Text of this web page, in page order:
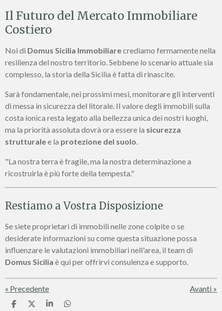
Il Futuro del Mercato Immobiliare
Costiero
Noi di Domus Sicilia Immobiliarecrediamo fermamente nella
resilienza del nostro territorio. Sebbene lo scenario attuale sia
complesso, la storia della Sicilia è fatta di rinascite.
Sarà fondamentale, nei prossimi mesi, monitorare gli interventi
di messa in sicurezza del litorale. Il valore degli immobili sulla
costa ionica resta legato alla bellezza unica dei nostri luoghi,
ma la priorità assoluta dovrà ora essere la sicurezza
strutturalee la protezione del suolo.
"La nostra terra è fragile, ma la nostra determinazione a
ricostruirla è più forte della tempesta."
Restiamo a Vostra Disposizione
Se siete proprietari di immobili nelle zone colpite o se
desiderate informazioni su come questa situazione possa
influenzare le valutazioni immobiliari nell'area, il team di
Domus Sicilia è qui per offrirvi consulenza e supporto.
« Precedente Avanti »
C
C
C
C